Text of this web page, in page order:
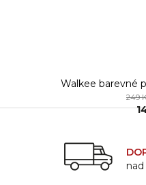
Walkee barevné
249